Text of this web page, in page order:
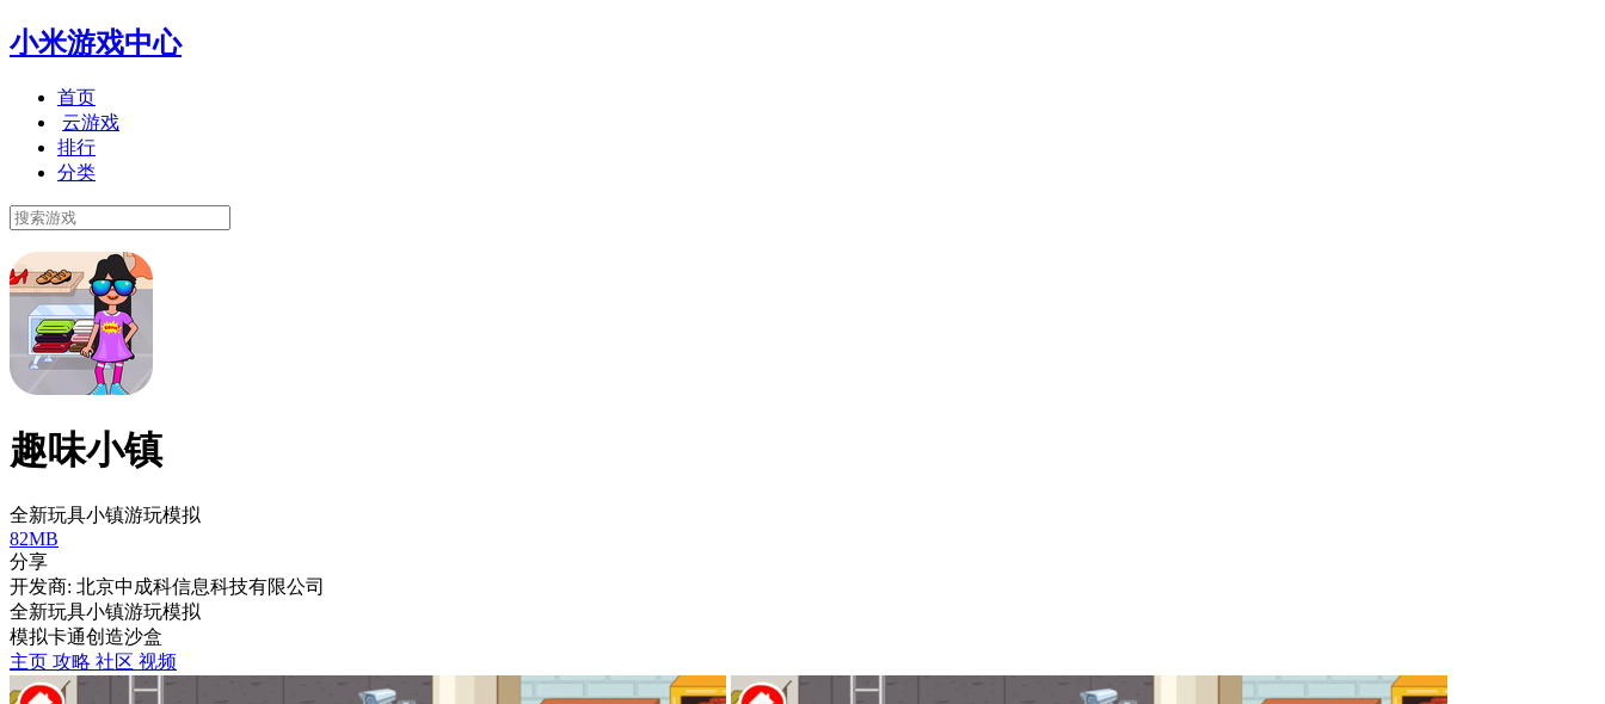
小米游戏中心
首页
云游戏
排行
分类
趣味小镇
全新玩具小镇游玩模拟
82MB
分享
开发商: 北京中成科信息科技有限公司
全新玩具小镇游玩模拟
模拟卡通创造沙盒
主页 攻略 社区 视频